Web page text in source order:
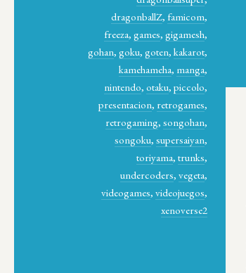
dragonballZ, famicom,
freeza,games,gigamesh,
gohan,goku,goten,kakarot,
kamehameha, manga,
nintendo,otaku,piccolo,
presentacion, retrogames,
retrogaming,songohan,
songoku,supersaiyan,
toriyama,trunks,
undercoders,vegeta,
videogames,videojuegos,
xenoverse2